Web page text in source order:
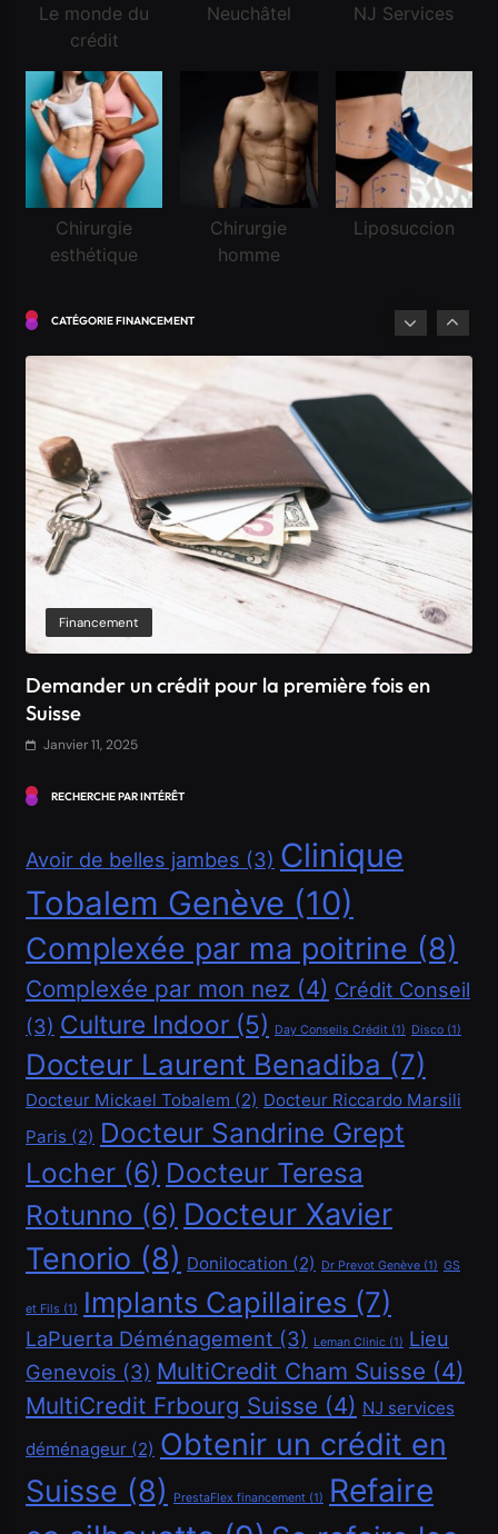
Le monde du
crédit
Neuchâtel NJ Services
Chirurgie
esthétique
Chirurgie
homme
Liposuccion
CATÉGORIE FINANCEMENT
Janvier 11, 2025
Financement
Comment obtenir un crédit Bancaire en Suisse ?
Financement
Demander un crédit de 20000 CHF
Janvier 11, 2025
Financement
Demander un crédit de 40000 CHF
Janvier 11, 2025
RECHERCHE PAR INTÉRÊT
Avoir de belles jambes (3) Clinique
Tobalem Genève (10)
Complexée par ma poitrine (8)
Complexée par mon nez (4) Crédit Conseil
(3) Culture Indoor (5) Day Conseils Crédit (1) Disco (1)
Docteur Laurent Benadiba (7)
Docteur Mickael Tobalem (2) Docteur Riccardo Marsili
Paris (2) Docteur Sandrine Grept
Locher (6) Docteur Teresa
Rotunno (6) Docteur Xavier
Tenorio (8) Donilocation (2) Dr Prevot Genève (1) GS
et Fils (1) Implants Capillaires (7)
LaPuerta Déménagement (3) Leman Clinic (1) Lieu
Genevois (3) MultiCredit Cham Suisse (4)
MultiCredit Frbourg Suisse (4) NJ services
déménageur (2) Obtenir un crédit en
Suisse (8) PrestaFlex financement (1)
Refaire